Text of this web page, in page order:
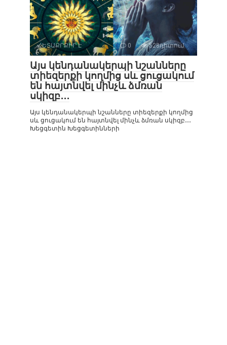
ՀԵՏԱՔՐՔԻՐ Է 0 528դիտում
Այս կենդանակերպի նշանները
տիեզերքի կողմից սև ցուցակում
են հայտնվել մինչև ձմռան
սկիզբ․․․
Այս կենդանակերպի նշանները տիեզերքի կողմից
սև ցուցակում են հայտնվել մինչև ձմռան սկիզբ․․․
Խեցգետին Խեցգետինների